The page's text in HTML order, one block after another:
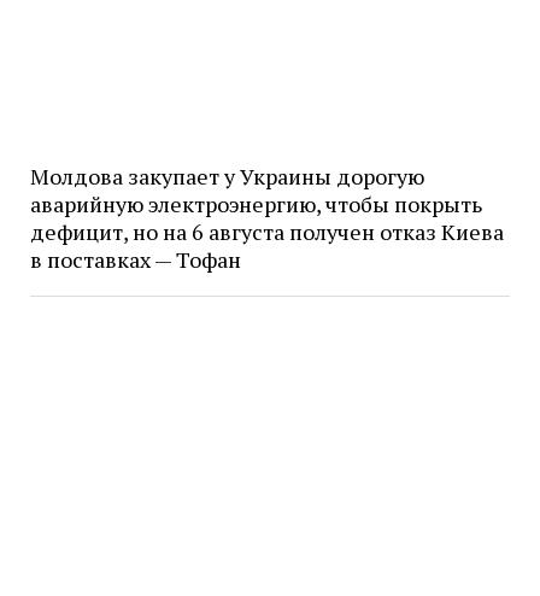
Молдова закупает у Украины дорогую
аварийную электроэнергию, чтобы покрыть
дефицит, но на 6 августа получен отказ Киева
в поставках — Тофан